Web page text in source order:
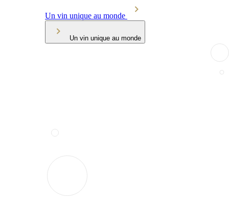
Un vin unique au monde
Un vin unique au monde